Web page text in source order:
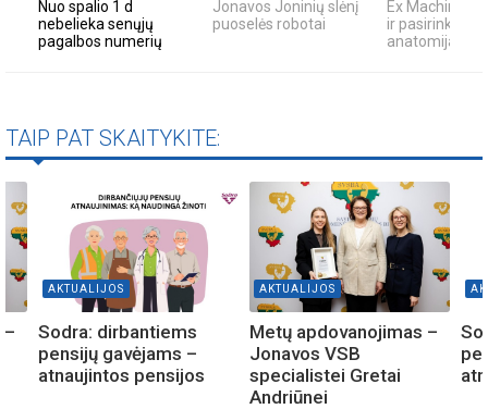
Nuo spalio 1 d
nebelieka senųjų
pagalbos numerių
Jonavos Joninių slėnį
puoselės robotai
Ex Machina:
ir pasirinkimo
anatomija
TAIP PAT SKAITYKITE:
–
AKTUALIJOS
Sodra: dirbantiems
pensijų gavėjams –
atnaujintos pensijos
AKTUALIJOS
Metų apdovanojimas –
Jonavos VSB
specialistei Gretai
Andriūnei